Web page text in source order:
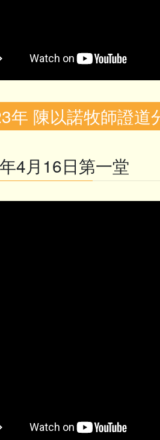
年 陳以諾牧師證道
4月16日第一堂